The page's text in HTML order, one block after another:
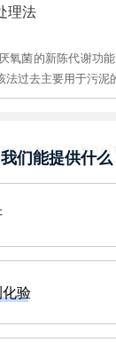
理法
氧菌的新陈代谢功
过去主要用于污泥
CAN WE
我们能提供什么
验